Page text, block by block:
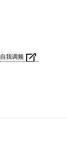
自我调频